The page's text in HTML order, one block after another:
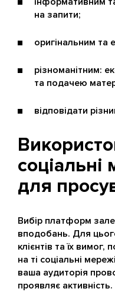
на запити;
оригінальним та
різноманітним:
та подачею
відповідати
соціальні
для
Вибір платформ
вподобань. Для
клієнтів та їх вимог,
на ті соціальні
ваша аудиторія
проявляє активність.